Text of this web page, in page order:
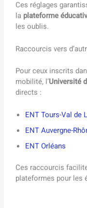
Ces réglages
la plateforme
les oublis.
Raccourcis vers
Pour ceux inscrits
mobilité, l’Université
directs :
ENT Tours-Val de
ENT Auvergne-
ENT Orléans
Ces raccourcis
plateformes pour les